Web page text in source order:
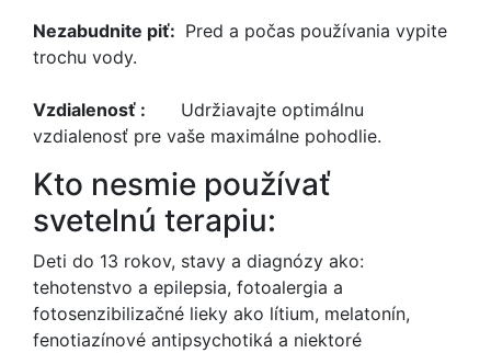
Nezabudnite piť: Pred a počas používania vypite
trochu vody.
Vzdialenosť : Udržiavajte optimálnu
vzdialenosť pre vaše maximálne pohodlie.
Kto nesmie používať
svetelnú terapiu:
Deti do 13 rokov, stavy a diagnózy ako:
tehotenstvo a epilepsia, fotoalergia a
fotosenzibilizačné lieky ako lítium, melatonín,
fenotiazínové antipsychotiká a niektoré